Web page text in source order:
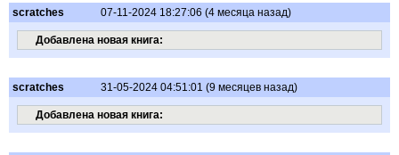
scratches 07-11-2024 18:27:06 (4 месяца назад)
Добавлена новая книга:
scratches 31-05-2024 04:51:01 (9 месяцев назад)
Добавлена новая книга: